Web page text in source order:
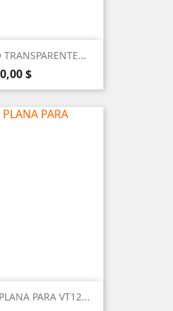
TRANSPARENTE...
Precio
0,00 $
PARA VT12...